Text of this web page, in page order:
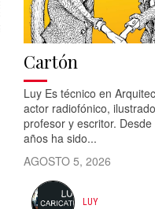
Cartón
Luy Es técnico en
actor radiofónico,
profesor y escritor. Desde
años ha sido...
AGOSTO 5, 2026
LUY